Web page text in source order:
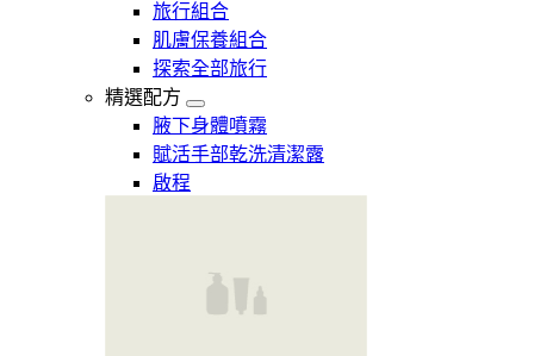
旅行組合
肌膚保養組合
探索全部旅行
精選配方
腋下身體噴霧
賦活手部乾洗清潔露
啟程